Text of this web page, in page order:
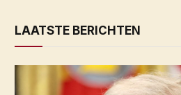
LAATSTE BERICHTEN